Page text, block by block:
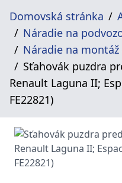
Domovská stránka
Náradie na
Náradie na
Sťahovák puzdra
Renault Laguna II;
FE22821)